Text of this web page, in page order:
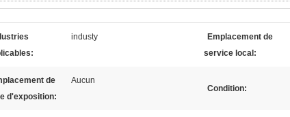
industy
Emplacement de
service local:
de
d'exposition:
Aucun
Condition: